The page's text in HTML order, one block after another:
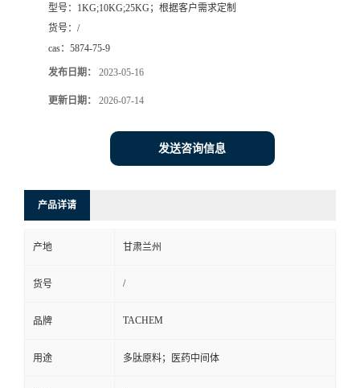
型号： 1KG;10KG;25KG；根据客户需求定制
货号： /
cas： 5874-75-9
发布日期： 2023-05-16
更新日期： 2026-07-14
发送咨询信息
产品详请
产地 甘肃兰州
货号 /
品牌 TACHEM
用途 多肽原料；医药中间体